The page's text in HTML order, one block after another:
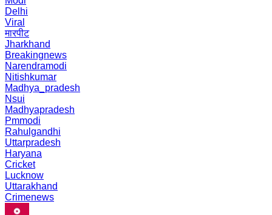
Delhi
Viral
मारपीट
Jharkhand
Breakingnews
Narendramodi
Nitishkumar
Madhya_pradesh
Nsui
Madhyapradesh
Pmmodi
Rahulgandhi
Uttarpradesh
Haryana
Cricket
Lucknow
Uttarakhand
Crimenews